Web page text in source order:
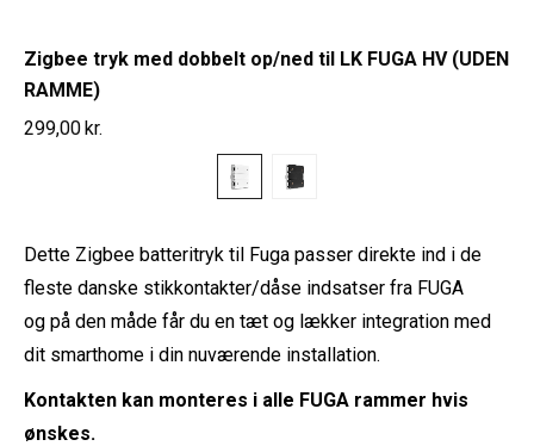
Zigbee tryk med dobbelt op/ned til LK FUGA HV (UDEN
RAMME)
299,00kr.
Dette Zigbee batteritryk til Fuga passer direkte ind i de
fleste danske stikkontakter/dåse indsatser fra FUGA
og på den måde får du en tæt og lækker integration med
dit smarthome i din nuværende installation.
Kontakten kan monteres i alle FUGA rammer hvis
ønskes.